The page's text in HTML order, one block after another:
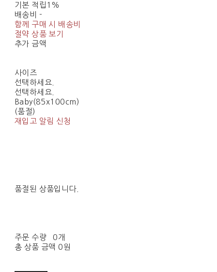
기본 적립 1%
배송비 -
함께 구매 시 배송비
절약 상품 보기
추가 금액
사이즈
선택하세요.
선택하세요.
Baby(85x100cm)
(품절)
재입고 알림 신청
품절된 상품입니다.
주문 수량
0개
총 상품 금액 0원